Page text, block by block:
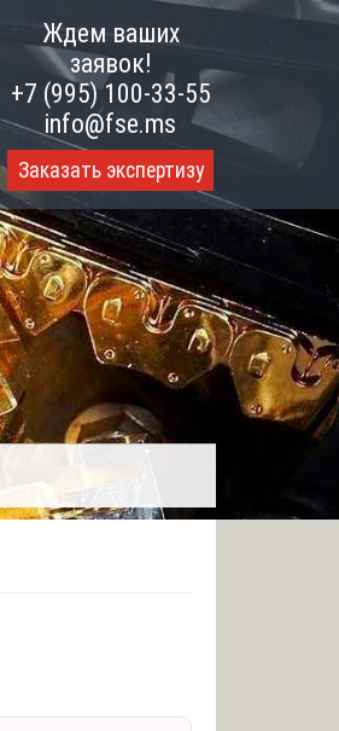
Ждем ваших
заявок!
+7 (995) 100-33-55
info@fse.ms
Заказать экспертизу